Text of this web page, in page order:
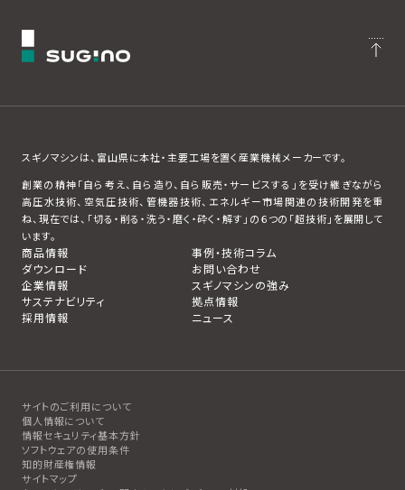
スギノマシンは、富山県に本社・主要工場を置く産業機械メーカーです。
創業の精神「自ら考え、自ら造り、自ら販売・サービスする」を受け継ぎながら
高圧水技術、空気圧技術、管機器技術、エネルギー市場関連の技術開発を重
ね、現在では、「切る・削る・洗う・磨く・砕く・解す」の６つの「超技術」を展開して
います。
商品情報
事例・技術コラム
ダウンロード
お問い合わせ
企業情報
スギノマシンの強み
サステナビリティ
拠点情報
採用情報
ニュース
サイトのご利用について
個人情報について
情報セキュリティ基本方針
ソフトウェアの使用条件
知的財産権情報
サイトマップ